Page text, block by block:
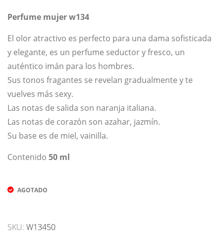
Perfume mujer w134
El olor atractivo es perfecto para una dama sofisticada
y elegante, es un perfume seductor y fresco, un
auténtico imán para los hombres.
Sus tonos fragantes se revelan gradualmente y te
vuelves más sexy.
Las notas de salida son naranja italiana.
Las notas de corazón son azahar, jazmín.
Su base es de miel, vainilla.
Contenido 50 ml
AGOTADO
SKU: W13450